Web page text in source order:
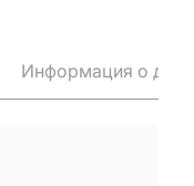
Информация о